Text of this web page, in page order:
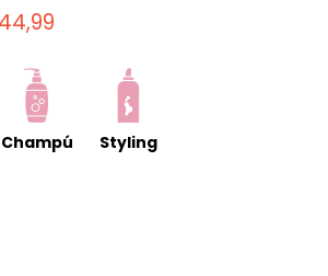
actual
Champú Styling